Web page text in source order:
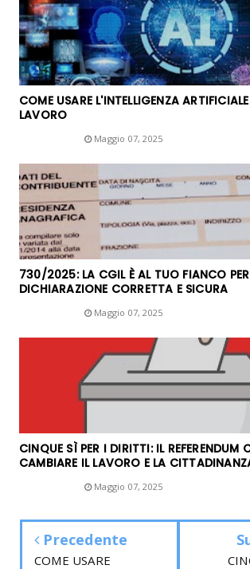
COME USARE L'INTELLIGENZA
LAVORO
Maggio 07, 2025
730/2025: LA CGIL È AL TUO FIANCO
DICHIARAZIONE CORRETTA E SICURA
Maggio 07, 2025
CINQUE SÌ PER I DIRITTI: IL REFERENDUM
CAMBIARE IL LAVORO E LA
Maggio 07, 2025
Precedente
COME USARE